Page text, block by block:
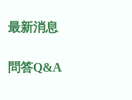
最新消息
問答Q&A